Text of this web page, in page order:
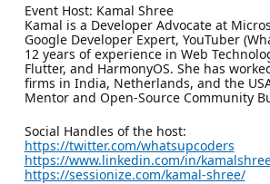
Event Host: Kamal Shree
Kamal is a Developer Advocate at
Google Developer Expert, YouTuber
12 years of experience in Web
Flutter, and HarmonyOS. She has
firms in India, Netherlands, and the
Mentor and Open-Source Community
Social Handles of the host:
https://twitter.com/whatsupcoders
https://www.linkedin.com/in/
https://sessionize.com/kamal-shree/